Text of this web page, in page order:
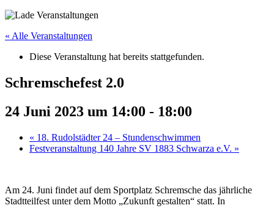
« Alle Veranstaltungen
Diese Veranstaltung hat bereits stattgefunden.
Schremschefest 2.0
24 Juni 2023 um 14:00 - 18:00
« 18. Rudolstädter 24 – Stundenschwimmen
Festveranstaltung 140 Jahre SV 1883 Schwarza e.V. »
Am 24. Juni findet auf dem Sportplatz Schremsche das jährliche
Stadtteilfest unter dem Motto „Zukunft gestalten“ statt. In